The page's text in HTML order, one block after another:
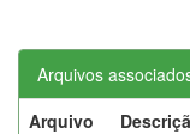
Arquivos
Arquivo